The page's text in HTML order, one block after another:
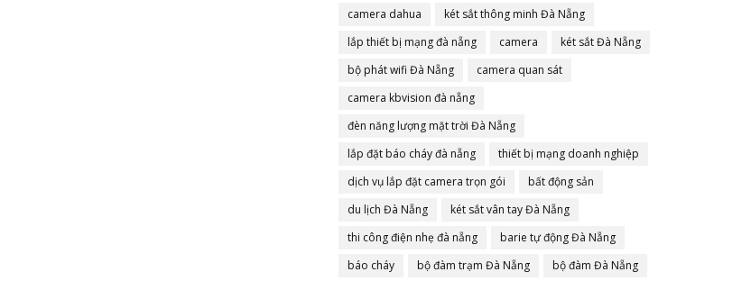
camera dahua
két sắt thông minh Đà Nẵng
lắp thiết bị mạng đà nẵng
camera
két sắt Đà Nẵng
bộ phát wifi Đà Nẵng
camera quan sát
camera kbvision đà nẵng
đèn năng lượng mặt trời Đà Nẵng
lắp đặt báo cháy đà nẵng
thiết bị mạng doanh nghiệp
dịch vụ lắp đặt camera trọn gói
bất động sản
du lịch Đà Nẵng
két sắt vân tay Đà Nẵng
thi công điện nhẹ đà nẵng
barie tự động Đà Nẵng
báo cháy
bộ đàm trạm Đà Nẵng
bộ đàm Đà Nẵng